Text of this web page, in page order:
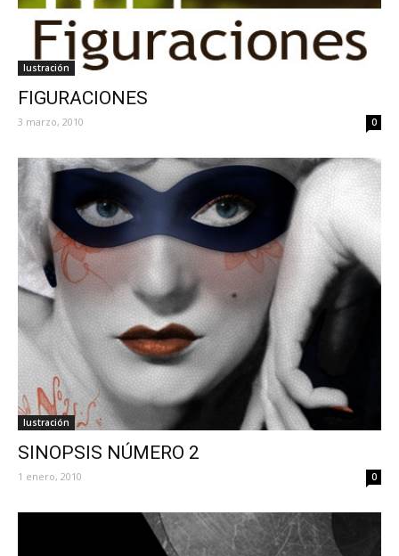
Iustración
FIGURACIONES
3 marzo, 2010 0
Iustración
SINOPSIS NÚMERO 2
1 enero, 2010 0